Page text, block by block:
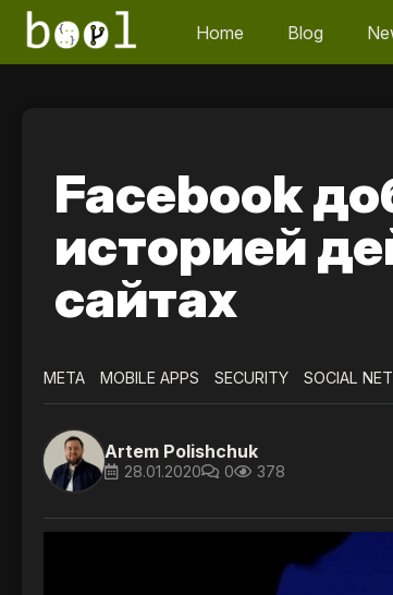
Home Blog
Facebook
историей
сайтах
META MOBILE APPS SECURITY SOCIAL
Artem Polishchuk
28.01.2020 0 378